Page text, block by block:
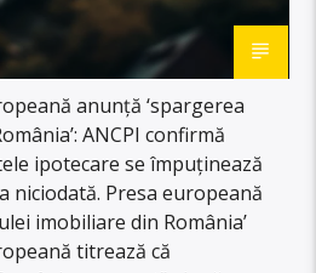
anunță ‘spargerea
ANCPI confirmă
ipotecare se împuținează
niciodată. Presa europeană
imobiliare din România’
titrează că